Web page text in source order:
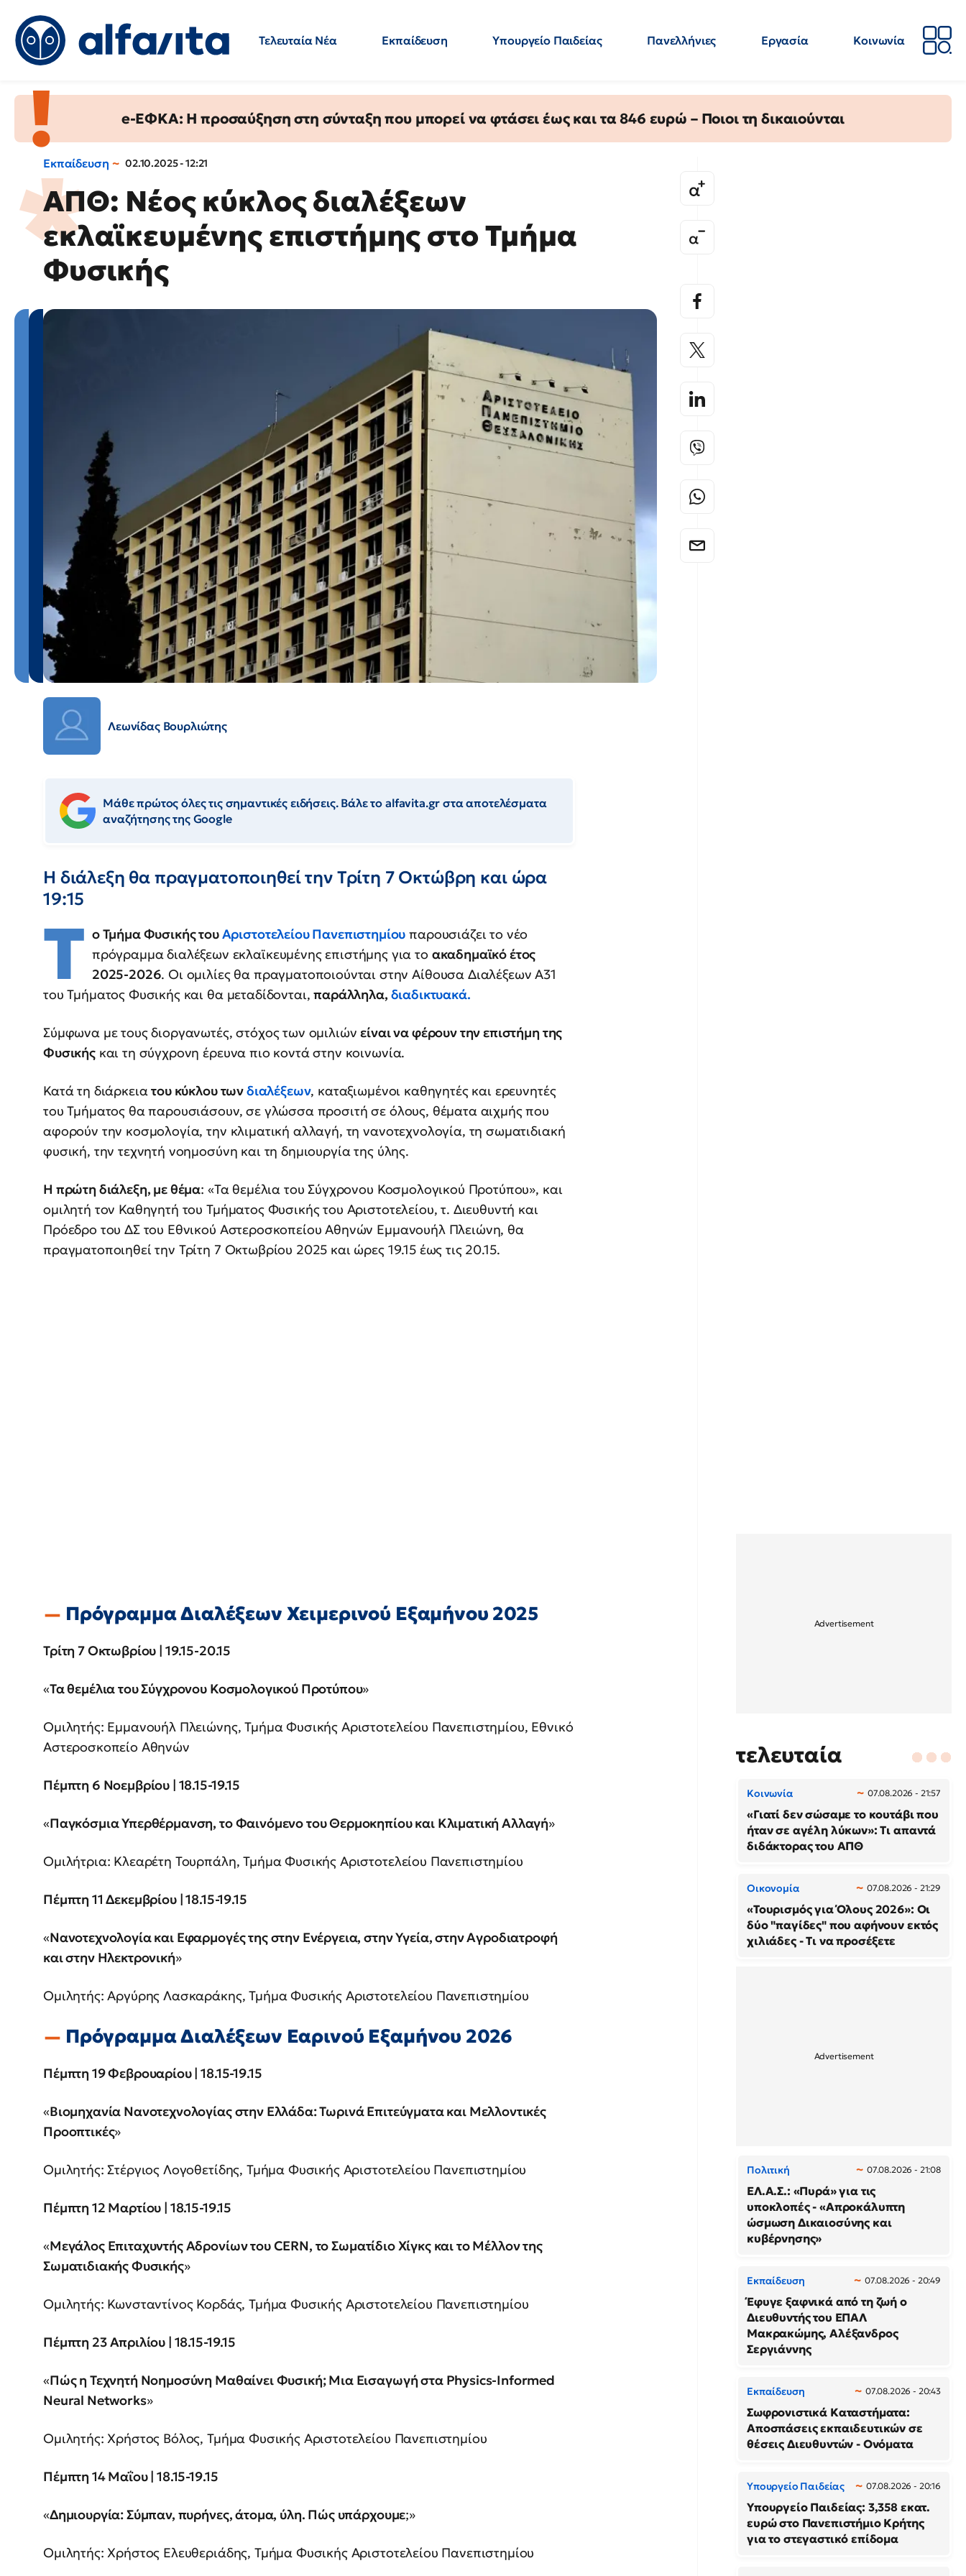
Τελευταία Νέα Εκπαίδευση Υπουργείο Παιδείας Πανελλήνιες Εργασία
Κοινωνία
e-ΕΦΚΑ: Η προσαύξηση στη σύνταξη που μπορεί να φτάσει έως και τα 846 ευρώ – Ποιοι τη δικαιούνται
Εκπαίδευση 02.10.2025 - 12:21
ΑΠΘ: Νέος κύκλος διαλέξεων
εκλαϊκευμένης επιστήμης στο Τμήμα
Φυσικής
Λεωνίδας Βουρλιώτης
Μάθε πρώτος όλες τις σημαντικές ειδήσεις. Βάλε το alfavita.gr στα αποτελέσματα
αναζήτησης της Google
Η διάλεξη θα πραγματοποιηθεί την Τρίτη 7 Οκτώβρη και ώρα
19:15
Τ ο Τμήμα Φυσικής τουΑριστοτελείου Πανεπιστημίου παρουσιάζει το νέο
πρόγραμμα διαλέξεων εκλαϊκευμένης επιστήμης για το ακαδημαϊκό έτος
2025-2026. Οι ομιλίες θα πραγματοποιούνται στην Αίθουσα Διαλέξεων Α31
του Τμήματος Φυσικής και θα μεταδίδονται,παράλληλα, διαδικτυακά.
Σύμφωνα με τους διοργανωτές, στόχος των ομιλιώνείναι να φέρουν την επιστήμη της
Φυσικήςκαι τη σύγχρονη έρευνα πιο κοντά στην κοινωνία.
Κατά τη διάρκειατου κύκλου τωνδιαλέξεων, καταξιωμένοι καθηγητές και ερευνητές
του Τμήματος θα παρουσιάσουν, σε γλώσσα προσιτή σε όλους, θέματα αιχμής που
αφορούν την κοσμολογία, την κλιματική αλλαγή, τη νανοτεχνολογία, τη σωματιδιακή
φυσική, την τεχνητή νοημοσύνη και τη δημιουργία της ύλης.
Η πρώτη διάλεξη, με θέμα: «Τα θεμέλια του Σύγχρονου Κοσμολογικού Προτύπου», και
ομιλητή τον Καθηγητή του Τμήματος Φυσικής του Αριστοτελείου, τ. Διευθυντή και
Πρόεδρο του ΔΣ του Εθνικού Αστεροσκοπείου Αθηνών Εμμανουήλ Πλειώνη, θα
πραγματοποιηθεί την Τρίτη 7 Οκτωβρίου 2025 και ώρες 19.15 έως τις 20.15.
Πρόγραμμα Διαλέξεων Χειμερινού Εξαμήνου 2025
Τρίτη 7 Οκτωβρίου | 19.15-20.15
«Τα θεμέλια του Σύγχρονου Κοσμολογικού Προτύπου»
Ομιλητής: Εμμανουήλ Πλειώνης, Τμήμα Φυσικής Αριστοτελείου Πανεπιστημίου, Εθνικό
Αστεροσκοπείο Αθηνών
Πέμπτη 6 Νοεμβρίου | 18.15-19.15
«Παγκόσμια Υπερθέρμανση, το Φαινόμενο του Θερμοκηπίου και Κλιματική Αλλαγή»
Ομιλήτρια: Κλεαρέτη Τουρπάλη, Τμήμα Φυσικής Αριστοτελείου Πανεπιστημίου
Πέμπτη 11 Δεκεμβρίου | 18.15-19.15
«Νανοτεχνολογία και Εφαρμογές της στην Ενέργεια, στην Υγεία, στην Αγροδιατροφή
και στην Ηλεκτρονική»
Ομιλητής: Αργύρης Λασκαράκης, Τμήμα Φυσικής Αριστοτελείου Πανεπιστημίου
Πρόγραμμα Διαλέξεων Εαρινού Εξαμήνου 2026
Πέμπτη 19 Φεβρουαρίου | 18.15-19.15
«Βιομηχανία Νανοτεχνολογίας στην Ελλάδα: Τωρινά Επιτεύγματα και Μελλοντικές
Προοπτικές»
Ομιλητής: Στέργιος Λογοθετίδης, Τμήμα Φυσικής Αριστοτελείου Πανεπιστημίου
Πέμπτη 12 Μαρτίου | 18.15-19.15
«Μεγάλος Επιταχυντής Αδρονίων τουCERN, το Σωματίδιο Χίγκς και το Μέλλον της
Σωματιδιακής Φυσικής»
Ομιλητής: Κωνσταντίνος Κορδάς, Τμήμα Φυσικής Αριστοτελείου Πανεπιστημίου
Πέμπτη 23 Απριλίου | 18.15-19.15
«Πώς η Τεχνητή Νοημοσύνη Μαθαίνει Φυσική;Μια Εισαγωγή στα Physics-Informed
Neural Networks»
Ομιλητής: Χρήστος Βόλος, Τμήμα Φυσικής Αριστοτελείου Πανεπιστημίου
Πέμπτη 14 Μαΐου | 18.15-19.15
«Δημιουργία: Σύμπαν, πυρήνες, άτομα, ύλη. Πώς υπάρχουμε;»
Ομιλητής: Χρήστος Ελευθεριάδης, Τμήμα Φυσικής Αριστοτελείου Πανεπιστημίου
τελευταία
Κοινωνία 07.08.2026 - 21:57
«Γιατί δεν σώσαμε το κουτάβι που
ήταν σε αγέλη λύκων»: Τι απαντά
διδάκτορας του ΑΠΘ
Οικονομία 07.08.2026 - 21:29
«Τουρισμός για Όλους 2026»: Οι
δύο "παγίδες" που αφήνουν εκτός
χιλιάδες - Τι να προσέξετε
Πολιτική 07.08.2026 - 21:08
ΕΛ.Α.Σ.: «Πυρά» για τις
υποκλοπές - «Απροκάλυπτη
ώσμωση Δικαιοσύνης και
κυβέρνησης»
Εκπαίδευση 07.08.2026 - 20:49
Έφυγε ξαφνικά από τη ζωή ο
Διευθυντής του ΕΠΑΛ
Μακρακώμης, Αλέξανδρος
Σεργιάννης
Εκπαίδευση 07.08.2026 - 20:43
Σωφρονιστικά Καταστήματα:
Αποσπάσεις εκπαιδευτικών σε
θέσεις Διευθυντών - Ονόματα
Υπουργείο Παιδείας 07.08.2026 - 20:16
Υπουργείο Παιδείας: 3,358 εκατ.
ευρώ στο Πανεπιστήμιο Κρήτης
για το στεγαστικό επίδομα